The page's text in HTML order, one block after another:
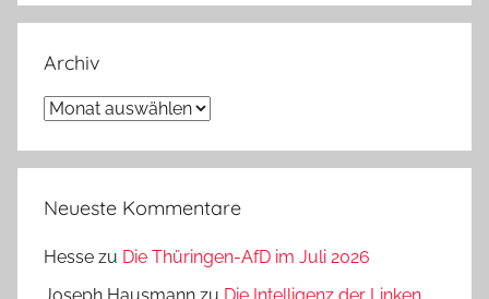
Archiv
Archiv
Neueste Kommentare
Hesse zu Die Thüringen-AfD im Juli 2026